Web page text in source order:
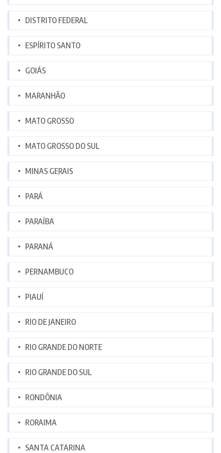
DISTRITO FEDERAL
ESPÍRITO SANTO
GOIÁS
MARANHÃO
MATO GROSSO
MATO GROSSO DO SUL
MINAS GERAIS
PARÁ
PARAÍBA
PARANÁ
PERNAMBUCO
PIAUÍ
RIO DE JANEIRO
RIO GRANDE DO NORTE
RIO GRANDE DO SUL
RONDÔNIA
RORAIMA
SANTA CATARINA